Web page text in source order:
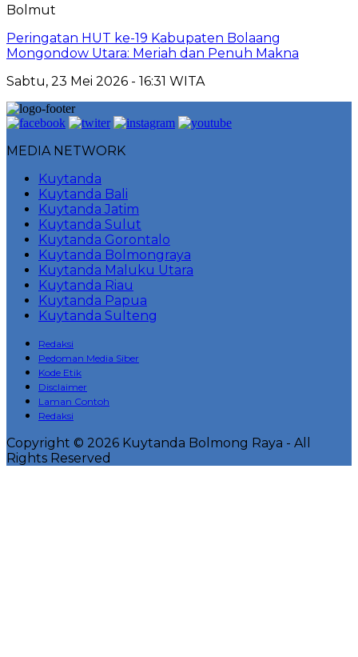
Bolmut
Peringatan HUT ke-19 Kabupaten Bolaang
Mongondow Utara: Meriah dan Penuh Makna
Sabtu, 23 Mei 2026 - 16:31 WITA
MEDIA NETWORK
Kuytanda
Kuytanda Bali
Kuytanda Jatim
Kuytanda Sulut
Kuytanda Gorontalo
Kuytanda Bolmongraya
Kuytanda Maluku Utara
Kuytanda Riau
Kuytanda Papua
Kuytanda Sulteng
Redaksi
Pedoman Media Siber
Kode Etik
Disclaimer
Laman Contoh
Redaksi
Copyright © 2026 Kuytanda Bolmong Raya - All
Rights Reserved